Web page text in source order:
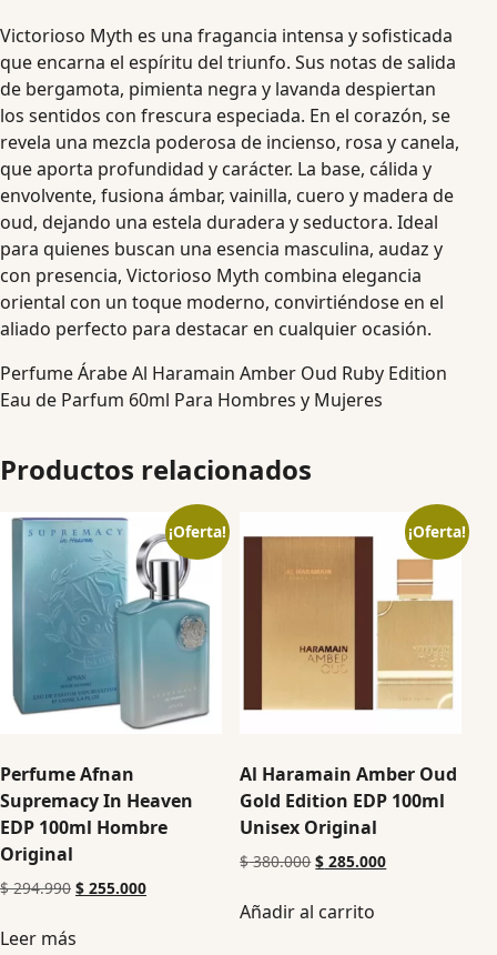
Victorioso Myth es una fragancia intensa y sofisticada
que encarna el espíritu del triunfo. Sus notas de salida
de bergamota, pimienta negra y lavanda despiertan
los sentidos con frescura especiada. En el corazón, se
revela una mezcla poderosa de incienso, rosa y canela,
que aporta profundidad y carácter. La base, cálida y
envolvente, fusiona ámbar, vainilla, cuero y madera de
oud, dejando una estela duradera y seductora. Ideal
para quienes buscan una esencia masculina, audaz y
con presencia, Victorioso Myth combina elegancia
oriental con un toque moderno, convirtiéndose en el
aliado perfecto para destacar en cualquier ocasión.
Perfume Árabe Al Haramain Amber Oud Ruby Edition
Eau de Parfum 60ml Para Hombres y Mujeres
Productos relacionados
¡Oferta!
Perfume Afnan
Supremacy In Heaven
EDP 100ml Hombre
Original
$294.990 $ 255.000
Leer más
¡Oferta!
Al Haramain Amber Oud
Gold Edition EDP 100ml
Unisex Original
$380.000 $ 285.000
Añadir al carrito